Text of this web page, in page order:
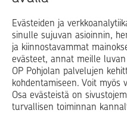
Evästeiden ja
sinulle sujuvan asioinnin,
ja kiinnostavammat
evästeet, annat meille
OP Pohjolan palvelujen
kohdentamiseen. Voit myös
Osa evästeistä on
turvallisen toiminnan
Op.fi OP Koti
Facebook
X LinkedIn